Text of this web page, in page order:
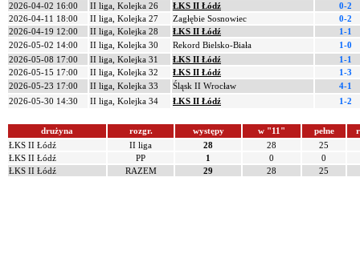
2026-04-02 16:00
II liga, Kolejka 26 ŁKS II Łódź
0-2
2026-04-11 18:00
II liga, Kolejka 27 Zagłębie Sosnowiec
0-2
2026-04-19 12:00
II liga, Kolejka 28 ŁKS II Łódź
1-1
2026-05-02 14:00
II liga, Kolejka 30 Rekord Bielsko-Biała
1-0
2026-05-08 17:00
II liga, Kolejka 31 ŁKS II Łódź
1-1
2026-05-15 17:00
II liga, Kolejka 32 ŁKS II Łódź
1-3
2026-05-23 17:00
II liga, Kolejka 33 Śląsk II Wrocław
4-1
2026-05-30 14:30
II liga, Kolejka 34 ŁKS II Łódź 1-2
drużyna rozgr. występy w "11" pełne
ŁKS II Łódź
II liga 28 28
25
ŁKS II Łódź
PP 1 0
0
ŁKS II Łódź
RAZEM 29 28 25